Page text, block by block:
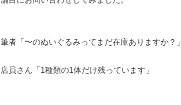
筆者「〜のぬいぐるみってまだ在庫ありますか？」
店員さん「1種類の1体だけ残っています」